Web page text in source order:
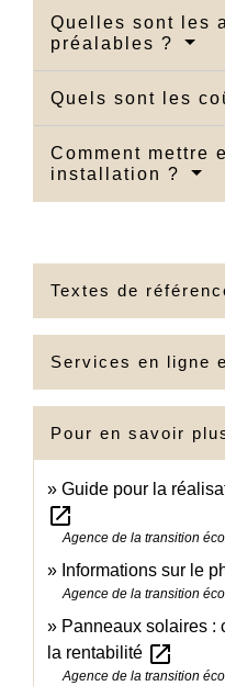
Quelles sont les
préalables ?
Quels sont les
Comment mettre
installation ?
Textes de
Services en ligne
Pour en savoir
Guide pour la
open_in_new
Agence de la transition
Informations sur le
Agence de la transition
Panneaux solaires :
la rentabilité open_in_new
Agence de la transition